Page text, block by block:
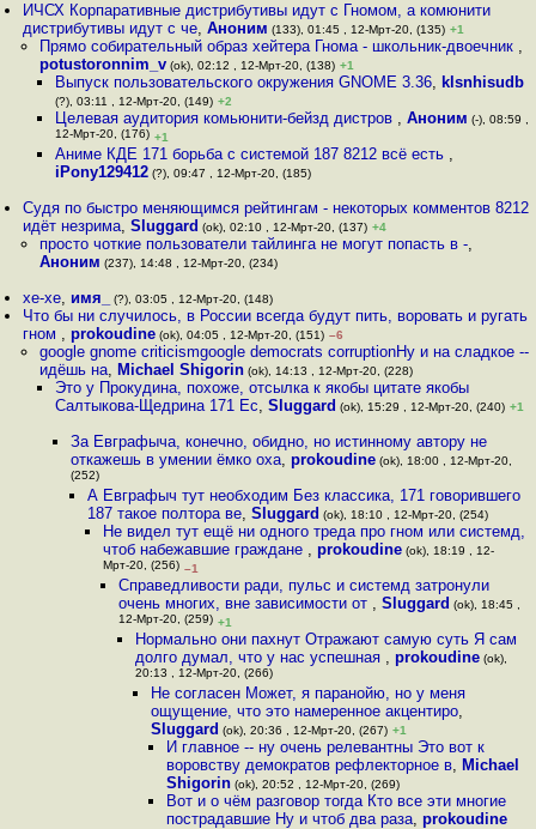
ИЧСХ Корпаративные дистрибутивы идут с Гномом, а комюнити
дистрибутивы идут с че,Аноним (133), 01:45 , 12-Мрт-20, (135) +1
Прямо собирательный образ хейтера Гнома - школьник-двоечник ,
potustoronnim_v(ok), 02:12 , 12-Мрт-20, (138) +1
Выпуск пользовательского окружения GNOME 3.36, klsnhisudb
(?), 03:11 , 12-Мрт-20, (149) +2
Целевая аудитория комьюнити-бейзд дистров , Аноним (-), 08:59 ,
12-Мрт-20, (176) +1
Аниме КДЕ 171 борьба с системой 187 8212 всё есть ,
iPony129412(?), 09:47 , 12-Мрт-20, (185)
Судя по быстро меняющимся рейтингам - некоторых комментов 8212
идёт незрима,Sluggard (ok), 02:10 , 12-Мрт-20, (137) +4
просто чоткие пользователи тайлинга не могут попасть в -,
Аноним (237), 14:48 , 12-Мрт-20, (234)
хе-хе, имя_ (?), 03:05 , 12-Мрт-20, (148)
Что бы ни случилось, в России всегда будут пить, воровать и ругать
гном ,prokoudine (ok), 04:05 , 12-Мрт-20, (151) –6
google gnome criticismgoogle democrats corruptionНу и на сладкое --
идёшь на, Michael Shigorin(ok), 14:13 , 12-Мрт-20, (228)
Это у Прокудина, похоже, отсылка к якобы цитате якобы
Салтыкова-Щедрина 171 Ес, Sluggard (ok), 15:29 , 12-Мрт-20, (240) +1
За Евграфыча, конечно, обидно, но истинному автору не
откажешь в умении ёмко оха,prokoudine (ok), 18:00 , 12-Мрт-20,
(252)
А Евграфыч тут необходим Без классика, 171 говорившего
187 такое полтора ве, Sluggard (ok), 18:10 , 12-Мрт-20, (254)
Не видел тут ещё ни одного треда про гном или системд,
чтоб набежавшие граждане , prokoudine(ok), 18:19 , 12-
Мрт-20, (256) –1
Справедливости ради, пульс и системд затронули
очень многих, вне зависимости от ,Sluggard (ok), 18:45 ,
12-Мрт-20, (259) +1
Нормально они пахнут Отражают самую суть Я сам
долго думал, что у нас успешная , prokoudine(ok),
20:13 , 12-Мрт-20, (266)
Не согласен Может, я паранойю, но у меня
ощущение, что это намеренное акцентиро,
Sluggard (ok), 20:36 , 12-Мрт-20, (267) +1
И главное -- ну очень релевантны Это вот к
воровству демократов рефлекторное в, Michael
Shigorin (ok), 20:52 , 12-Мрт-20, (269)
Вот и о чём разговор тогда Кто все эти многие
пострадавшие Ну и чтоб два раза,prokoudine